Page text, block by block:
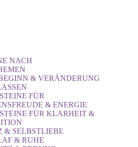
NACH
& VERÄNDERUNG
FÜR
& ENERGIE
FÜR KLARHEIT &
& SELBSTLIEBE
& RUHE